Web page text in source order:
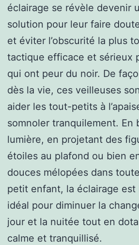
éclairage se révèle devenir
solution pour leur faire
et éviter l’obscurité la plus
tactique efficace et sérieux
qui ont peur du noir. De
dès la vie, ces veilleuses
aider les tout-petits à
somnoler tranquilement. En
lumière, en projetant des
étoiles au plafond ou bien
douces mélopées dans
petit enfant, la éclairage est
idéal pour diminuer la
jour et la nuitée tout en
calme et tranquillisé.